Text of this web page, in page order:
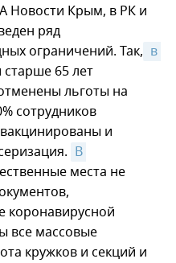
Новости Крым, в РК и
ряд
ограничений. Так, в
старше 65 лет
льготы на
сотрудников
и
В
места не
коронавирусной
все массовые
кружков и секций и